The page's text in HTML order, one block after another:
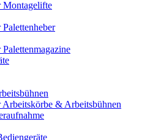
Montagelifte
Arbeitskörbe & Arbeitsbühnen